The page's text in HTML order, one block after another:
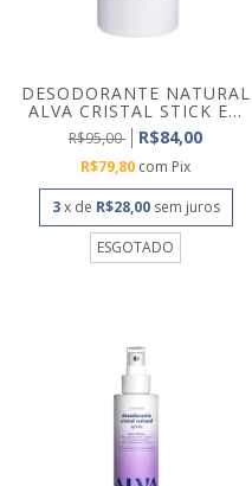
DESODORANTE NATURAL
ALVA CRISTAL STICK E...
R$95,00 R$84,00
R$79,80 com Pix
3 x de R$28,00 sem juros
ESGOTADO